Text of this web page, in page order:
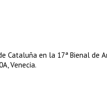
en la 17ª Bienal de
Venecia.